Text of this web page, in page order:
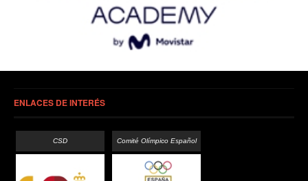
ENLACES DE INTERÉS
CSD Comité Olímpico Español